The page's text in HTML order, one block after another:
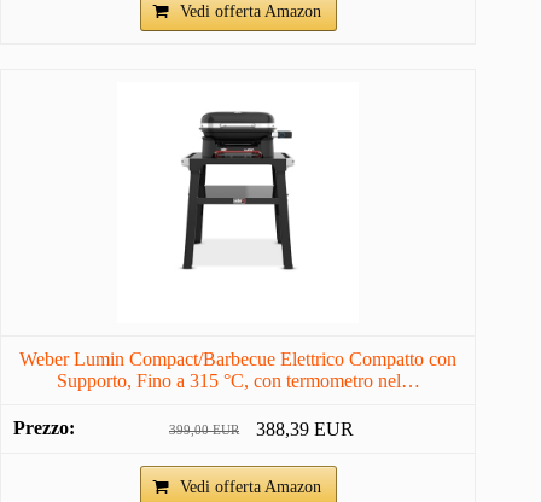
Vedi offerta Amazon
Weber Lumin Compact/Barbecue Elettrico Compatto con
Supporto, Fino a 315 °C, con termometro nel…
399,00 EUR 388,39 EUR
Vedi offerta Amazon